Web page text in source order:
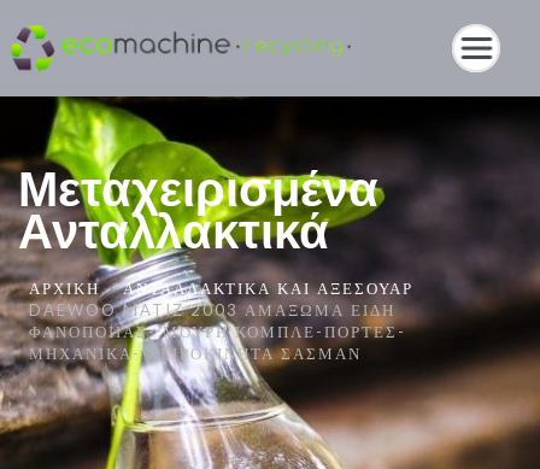
Μεταχειρισμένα
Ανταλλακτικά
ΑΡΧΙΚΉ
ΑΝΤΑΛΛΑΚΤΙΚΆ ΚΑΙ ΑΞΕΣΟΥΆΡ
DAEWOO MATIZ 2003 ΑΜΆΞΩΜΑ ΕΊΔΗ
ΦΑΝΟΠΟΙΊΑΣ- ΜΟΎΡΗ ΚΟΜΠΛΈ-ΠΌΡΤΕΣ-
ΜΗΧΑΝΙΚΆ- ΧΕΙΡΟΚΊΝΗΤΑ ΣΑΣΜΆΝ